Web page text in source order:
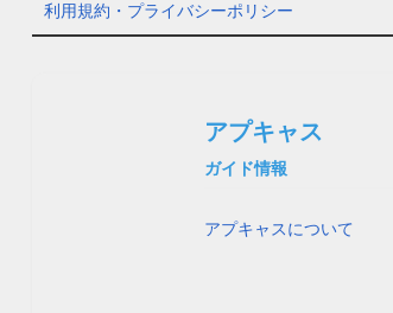
利用規約・プライバシーポリシー
アプキャス
ガイド情報
アプキャスについて